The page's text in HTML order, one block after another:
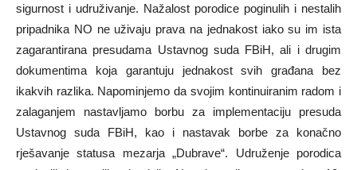
sigurnost i udruživanje. Nažalost porodice poginulih i nestalih
pripadnika NO ne uživaju prava na jednakost iako su im ista
zagarantirana presudama Ustavnog suda FBiH, ali i drugim
dokumentima koja garantuju jednakost svih građana bez
ikakvih razlika. Napominjemo da svojim kontinuiranim radom i
zalaganjem nastavljamo borbu za implementaciju presuda
Ustavnog suda FBiH, kao i nastavak borbe za konačno
rješavanje statusa mezarja „Dubrave“. Udruženje porodica